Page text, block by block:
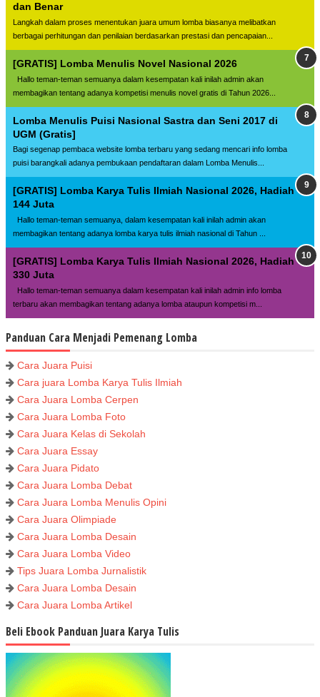
dan Benar
Langkah dalam proses menentukan juara umum lomba biasanya melibatkan
berbagai perhitungan dan penilaian berdasarkan prestasi dan pencapaian...
[GRATIS] Lomba Menulis Novel Nasional 2026
Hallo teman-teman semuanya dalam kesempatan kali inilah admin akan
membagikan tentang adanya kompetisi menulis novel gratis di Tahun 2026...
Lomba Menulis Puisi Nasional Sastra dan Seni 2017 di
UGM (Gratis]
Bagi segenap pembaca website lomba terbaru yang sedang mencari info lomba
puisi barangkali adanya pembukaan pendaftaran dalam Lomba Menulis...
[GRATIS] Lomba Karya Tulis Ilmiah Nasional 2026, Hadiah
144 Juta
Hallo teman-teman semuanya, dalam kesempatan kali inilah admin akan
membagikan tentang adanya lomba karya tulis ilmiah nasional di Tahun ...
[GRATIS] Lomba Karya Tulis Ilmiah Nasional 2026, Hadiah
330 Juta
Hallo teman-teman semuanya dalam kesempatan kali inilah admin info lomba
terbaru akan membagikan tentang adanya lomba ataupun kompetisi m...
Panduan Cara Menjadi Pemenang Lomba
Cara Juara Puisi
Cara juara Lomba Karya Tulis Ilmiah
Cara Juara Lomba Cerpen
Cara Juara Lomba Foto
Cara Juara Kelas di Sekolah
Cara Juara Essay
Cara Juara Pidato
Cara Juara Lomba Debat
Cara Juara Lomba Menulis Opini
Cara Juara Olimpiade
Cara Juara Lomba Desain
Cara Juara Lomba Video
Tips Juara Lomba Jurnalistik
Cara Juara Lomba Desain
Cara Juara Lomba Artikel
Beli Ebook Panduan Juara Karya Tulis